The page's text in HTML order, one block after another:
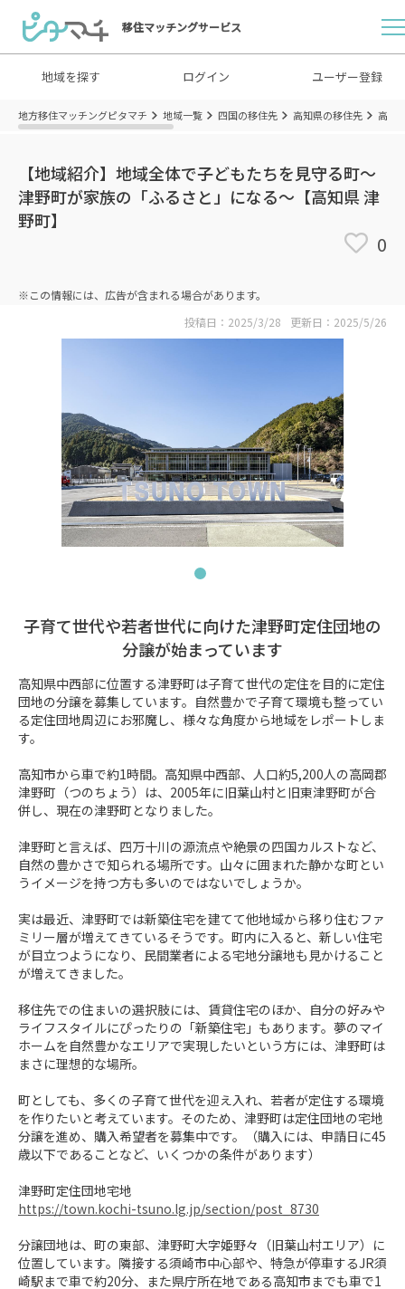
移住マッチングサービス
地域を探す ログイン ユーザー登録
地方移住マッチングピタマチ 地域一覧 四国の移住先 高知県の移住先 高知
【地域紹介】地域全体で子どもたちを見守る町～
津野町が家族の「ふるさと」になる～【高知県 津
野町】
0
※この情報には、広告が含まれる場合があります。
投稿日：2025/3/28
更新日：2025/5/26
子育て世代や若者世代に向けた津野町定住団地の
分譲が始まっています
高知県中西部に位置する津野町は子育て世代の定住を目的に定住
団地の分譲を募集しています。自然豊かで子育て環境も整ってい
る定住団地周辺にお邪魔し、様々な角度から地域をレポートしま
す。
高知市から車で約1時間。高知県中西部、人口約5,200人の高岡郡
津野町（つのちょう）は、2005年に旧葉山村と旧東津野町が合
併し、現在の津野町となりました。
津野町と言えば、四万十川の源流点や絶景の四国カルストなど、
自然の豊かさで知られる場所です。山々に囲まれた静かな町とい
うイメージを持つ方も多いのではないでしょうか。
実は最近、津野町では新築住宅を建てて他地域から移り住むファ
ミリー層が増えてきているそうです。町内に入ると、新しい住宅
が目立つようになり、民間業者による宅地分譲地も見かけること
が増えてきました。
移住先での住まいの選択肢には、賃貸住宅のほか、自分の好みや
ライフスタイルにぴったりの「新築住宅」もあります。夢のマイ
ホームを自然豊かなエリアで実現したいという方には、津野町は
まさに理想的な場所。
町としても、多くの子育て世代を迎え入れ、若者が定住する環境
を作りたいと考えています。そのため、津野町は定住団地の宅地
分譲を進め、購入希望者を募集中です。（購入には、申請日に45
歳以下であることなど、いくつかの条件があります）
https://town.kochi-tsuno.lg.jp/section/post_8730
分譲団地は、町の東部、津野町大字姫野々（旧葉山村エリア）に
位置しています。隣接する須崎市中心部や、特急が停車するJR須
崎駅まで車で約20分、また県庁所在地である高知市までも車で1